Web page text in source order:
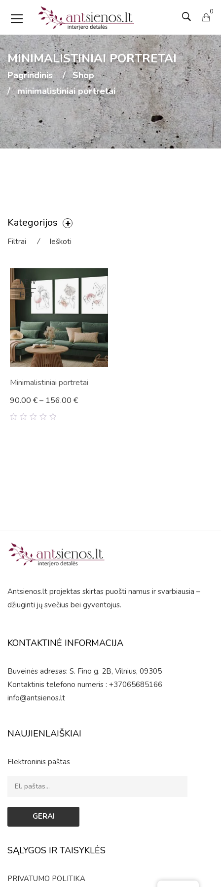
0
MINIMALISTINIAI PORTRETAI
Pagrindinis
Shop
minimalistiniai portretai
Kategorijos
Filtrai ⁄ Ieškoti
NEW
HOT
Minimalistiniai portretai
90.00 €– 156.00 €
Antsienos.lt projektas skirtas puošti namus ir svarbiausia –
džiuginti jų svečius bei gyventojus.
KONTAKTINĖ INFORMACIJA
Buveinės adresas: S. Fino g. 2B, Vilnius, 09305
Kontaktinis telefono numeris : +37065685166
info@antsienos.lt
NAUJIENLAIŠKIAI
Elektroninis paštas
SĄLYGOS IR TAISYKLĖS
PRIVATUMO POLITIKA